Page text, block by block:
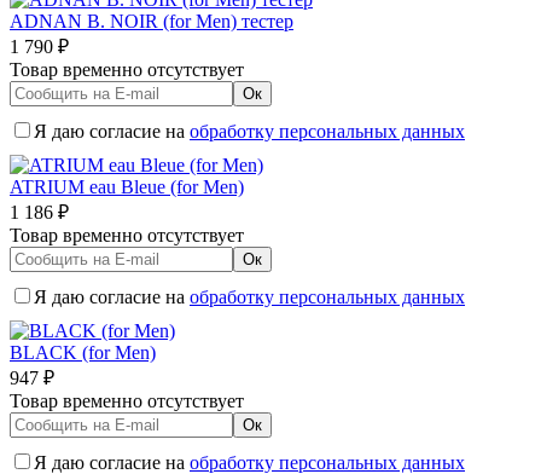
ADNAN B. NOIR (for Men) тестер
1 790 ₽
Товар временно отсутствует
Я даю согласие на обработку персональных данных
ATRIUM eau Bleue (for Men)
1 186 ₽
Товар временно отсутствует
Я даю согласие на обработку персональных данных
BLACK (for Men)
947 ₽
Товар временно отсутствует
Я даю согласие на обработку персональных данных